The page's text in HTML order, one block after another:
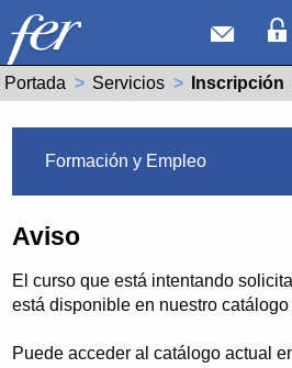
Portada Servicios Actual:
Inscripción
Formación y Empleo
Aviso
El curso que está intentando
está disponible en nuestro catálogo
Puede acceder al catálogo actual